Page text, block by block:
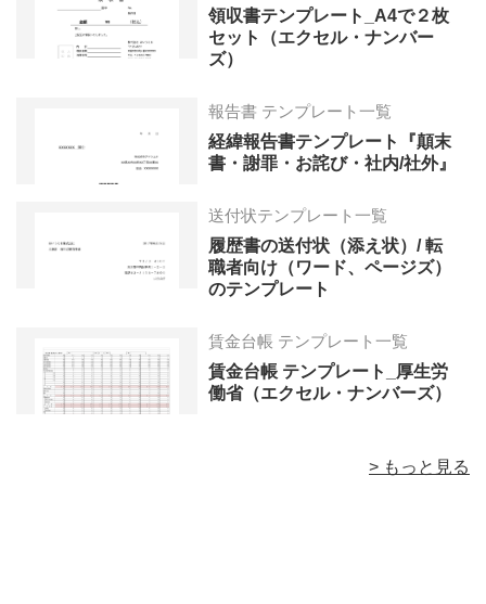
領収書テンプレート_A4で２枚
セット（エクセル・ナンバー
ズ）
報告書 テンプレート一覧
経緯報告書テンプレート『顛末
書・謝罪・お詫び・社内/社外』
送付状テンプレート一覧
履歴書の送付状（添え状）/ 転
職者向け（ワード、ページズ）
のテンプレート
賃金台帳 テンプレート一覧
賃金台帳 テンプレート_厚生労
働省（エクセル・ナンバーズ）
> もっと見る